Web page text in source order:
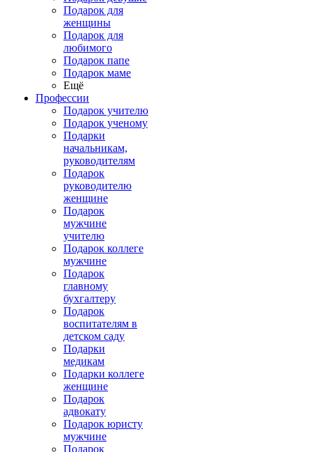
Подарок для
женщины
Подарок для
любимого
Подарок папе
Подарок маме
Ещё
Профессии
Подарок учителю
Подарок ученому
Подарки
начальникам,
руководителям
Подарок
руководителю
женщине
Подарок
мужчине
учителю
Подарок коллеге
мужчине
Подарок
главному
бухгалтеру
Подарок
воспитателям в
детском саду
Подарки
медикам
Подарки коллеге
женщине
Подарок
адвокату
Подарок юристу
мужчине
Подарок